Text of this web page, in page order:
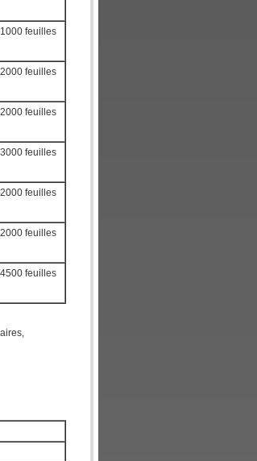
1000 feuilles
2000 feuilles
2000 feuilles
3000 feuilles
2000 feuilles
2000 feuilles
4500 feuilles